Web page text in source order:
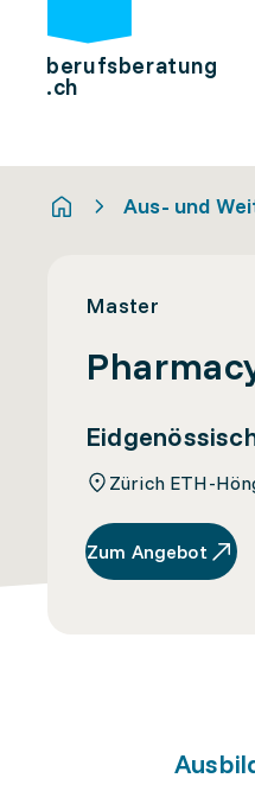
berufsberatung
.ch
Aus- und
Master
Zürich ETH-
Zum Angebot